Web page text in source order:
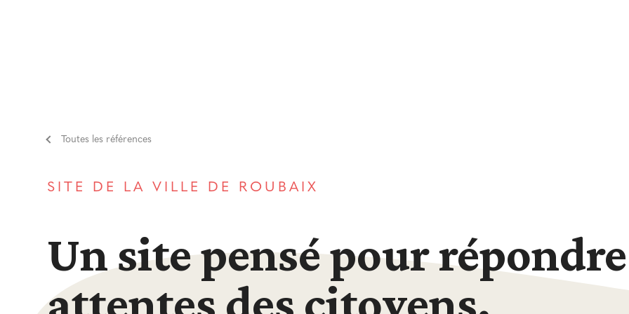
Toutes les références
SITE DE LA VILLE DE ROUBAIX
Un site pensé pour
attentes des citoyens.